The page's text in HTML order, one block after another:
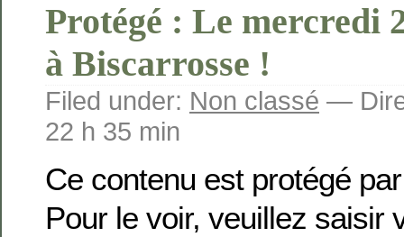
Protégé : Le mercredi
à Biscarrosse !
Filed under: Non classé —
22 h 35 min
Ce contenu est protégé
Pour le voir, veuillez saisir